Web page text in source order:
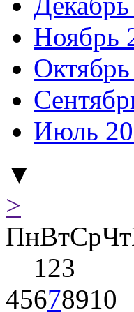
Ноябрь
Июль
▼
>
ПнВтСрЧт
123
45678910